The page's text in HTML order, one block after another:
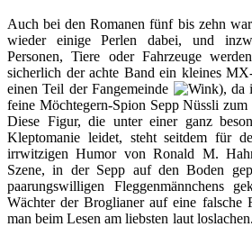
Auch bei den Romanen fünf bis zehn
wieder einige Perlen dabei, und
Personen, Tiere oder Fahrzeuge
sicherlich der achte Band ein kleines
einen Teil der Fangemeinde
), da
feine Möchtegern-Spion Sepp Nüssli
Diese Figur, die unter einer ganz
Kleptomanie leidet, steht seitdem für
irrwitzigen Humor von Ronald M.
Szene, in der Sepp auf den Boden
paarungswilligen Fleggenmännchens
Wächter der Broglianer auf eine falsche
man beim Lesen am liebsten laut